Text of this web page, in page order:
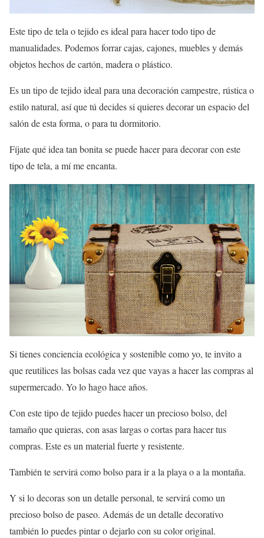
Este tipo de tela o tejido es ideal para hacer todo tipo de
manualidades. Podemos forrar cajas, cajones, muebles y demás
objetos hechos de cartón, madera o plástico.
Es un tipo de tejido ideal para una decoración campestre, rústica o
estilo natural, así que tú decides si quieres decorar un espacio del
salón de esta forma, o para tu dormitorio.
Fíjate qué idea tan bonita se puede hacer para decorar con este
tipo de tela, a mí me encanta.
Si tienes conciencia ecológica y sostenible como yo, te invito a
que reutilices las bolsas cada vez que vayas a hacer las compras al
supermercado. Yo lo hago hace años.
Con este tipo de tejido puedes hacer un precioso bolso, del
tamaño que quieras, con asas largas o cortas para hacer tus
compras. Este es un material fuerte y resistente.
También te servirá como bolso para ir a la playa o a la montaña.
Y si lo decoras son un detalle personal, te servirá como un
precioso bolso de paseo. Además de un detalle decorativo
también lo puedes pintar o dejarlo con su color original.